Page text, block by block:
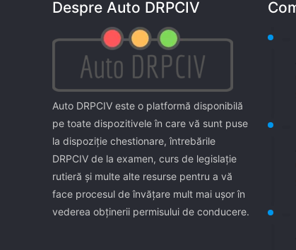
Despre Auto DRPCIV
Auto DRPCIV este o platformă disponibilă
pe toate dispozitivele în care vă sunt puse
la dispoziţie chestionare, întrebările
DRPCIV de la examen, curs de legislaţie
rutieră şi multe alte resurse pentru a vă
face procesul de învăţare mult mai uşor în
vederea obţinerii permisului de conducere.